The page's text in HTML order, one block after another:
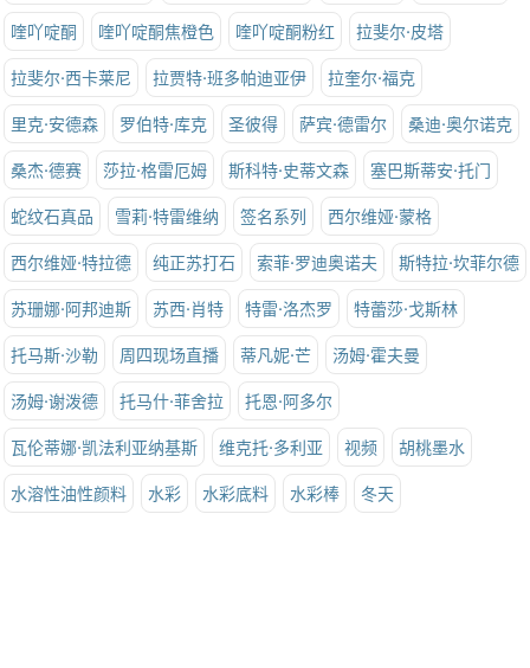
喹吖啶酮 喹吖啶酮焦橙色 喹吖啶酮粉红 拉斐尔·皮塔
拉斐尔·西卡莱尼 拉贾特·班多帕迪亚伊 拉奎尔·福克
里克·安德森 罗伯特·库克 圣彼得 萨宾·德雷尔 桑迪·奥尔诺克
桑杰·德赛 莎拉·格雷厄姆 斯科特·史蒂文森 塞巴斯蒂安·托门
蛇纹石真品 雪莉·特雷维纳 签名系列 西尔维娅·蒙格
西尔维娅·特拉德 纯正苏打石 索菲·罗迪奥诺夫 斯特拉·坎菲尔德
苏珊娜·阿邦迪斯 苏西·肖特 特雷·洛杰罗 特蕾莎·戈斯林
托马斯·沙勒 周四现场直播 蒂凡妮·芒 汤姆·霍夫曼
汤姆·谢泼德 托马什·菲舍拉 托恩·阿多尔
瓦伦蒂娜·凯法利亚纳基斯 维克托·多利亚 视频 胡桃墨水
水溶性油性颜料 水彩 水彩底料 水彩棒 冬天